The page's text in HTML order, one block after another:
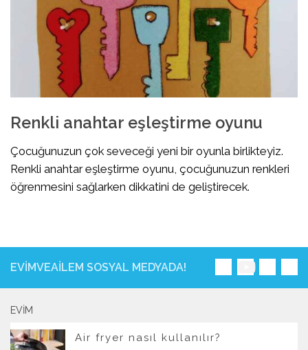
Renkli anahtar eşleştirme oyunu
Çocuğunuzun çok seveceği yeni bir oyunla birlikteyiz.
Renkli anahtar eşleştirme oyunu, çocuğunuzun renkleri
öğrenmesini sağlarken dikkatini de geliştirecek.
EVIMVEAILEM SOSYAL MEDYADA!
EVIM
Air fryer nasıl kullanılır?